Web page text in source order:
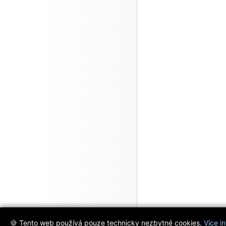
🍪 Tento web používá pouze technicky nezbytné cookies. Více